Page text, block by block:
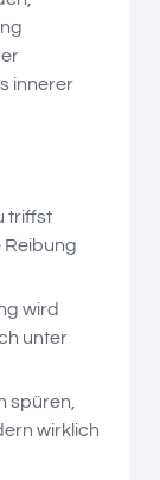
innerer
triffst
Reibung
wird
unter
spüren,
wirklich